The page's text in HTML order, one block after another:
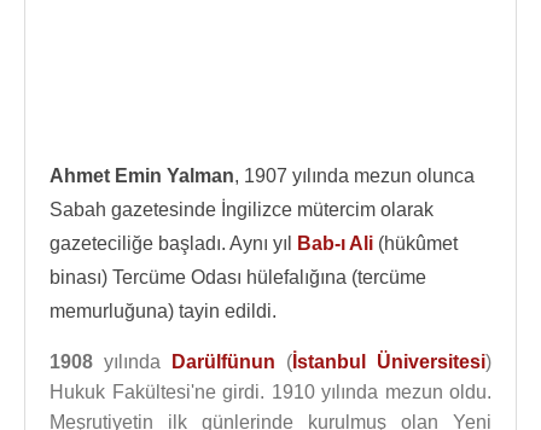
Ahmet Emin Yalman, 1907 yılında mezun olunca
Sabah gazetesinde İngilizce mütercim olarak
gazeteciliğe başladı. Aynı yıl
Bab-ı Ali (hükûmet
binası) Tercüme Odası hülefalığına (tercüme
memurluğuna) tayin edildi.
1908 yılında Darülfünun ( İstanbul Üniversitesi)
Hukuk Fakültesi'ne girdi. 1910 yılında mezun oldu.
Meşrutiyetin ilk günlerinde kurulmuş olan Yeni